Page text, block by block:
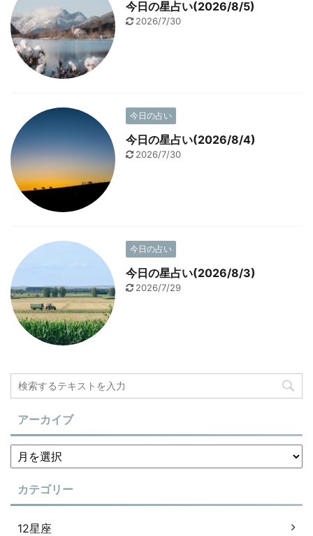
今日の星占い(2026/8/5)
2026/7/30
今日の占い
今日の星占い(2026/8/4)
2026/7/30
今日の占い
今日の星占い(2026/8/3)
2026/7/29
アーカイブ
カテゴリー
12星座